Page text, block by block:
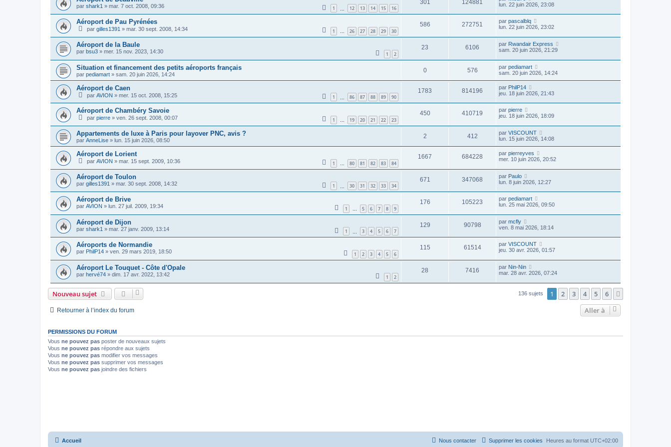
par shark1 » mar. 7 oct. 2008, 09:36 1 12 13 14 15 16
301 124881
lun. 22 juin 2026, 23:08
Aéroport de Pau Pyrénées
par gilles1391 » mar. 30 sept. 2008, 14:34 1 … 26 27 28 29 30
586 272751 par pascalblq
lun. 22 juin 2026, 23:02
Aéroport de la Baule
par bsu3 » mer. 15 nov. 2023, 14:30 1 2
23 6106 par Rwandair Express
sam. 20 juin 2026, 21:29
Situation et financement des petits aéroports français
par pediamart » sam. 20 juin 2026, 14:24
0 576 par pediamart
sam. 20 juin 2026, 14:24
Aéroport de Caen
par AVION » mer. 15 oct. 2008, 15:25 1 86 87 88 89 90
1783 814196 par PhilP14
jeu. 18 juin 2026, 21:43
Aéroport de Chambéry Savoie
par pierre » ven. 26 sept. 2008, 00:07 1 … 19 20 21 22 23
450 410719 par pierre
jeu. 18 juin 2026, 18:09
Appartements de luxe à Paris pour layover PNC, avis ?
par AnneLise » lun. 15 juin 2026, 08:50
2 412 par VISCOUNT
lun. 15 juin 2026, 14:08
Aéroport de Lorient
par AVION » mar. 15 sept. 2009, 10:36 1 80 81 82 83 84
1667 684228 par pierreyves
mer. 10 juin 2026, 20:52
Aéroport de Toulon
par gilles1391 » mar. 30 sept. 2008, 14:32 1 30 31 32 33 34
671 347068 par Paulo
lun. 8 juin 2026, 12:27
Aéroport de Brive
par AVION » lun. 27 juil. 2009, 19:34 1 … 5 6 7 8 9
176 105223 par pediamart
lun. 25 mai 2026, 09:50
Aéroport de Dijon
par shark1 » mar. 27 janv. 2009, 13:14 1 3 4 5 6 7
129 90798 par mcfly
ven. 8 mai 2026, 18:14
Aéroports de Normandie
par PhilP14 » ven. 29 mars 2019, 18:50 1 2 3 4 5 6
115 61514 par VISCOUNT
jeu. 30 avr. 2026, 01:57
Aéroport Le Touquet - Côte d'Opale
par hervé74 » dim. 17 avr. 2022, 13:42 1 2
28 7416 par Nin-Nin
mar. 28 avr. 2026, 07:24
Nouveau sujet 136 sujets 1 2 3 4 5 6
Retourner à l’index du forum Aller à
PERMISSIONS DU FORUM
Vous ne pouvez pas poster de nouveaux sujets
Vous ne pouvez pas répondre aux sujets
Vous ne pouvez pas modifier vos messages
Vous ne pouvez pas supprimer vos messages
Vous ne pouvez pas joindre des fichiers
Accueil Heures au format UTC+02:00
Supprimer les cookies
Nous contacter